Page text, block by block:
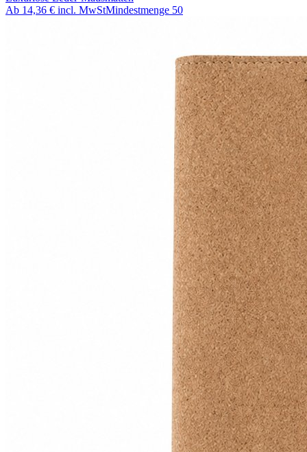
Ab 14,36 € incl. MwStMindestmenge 50